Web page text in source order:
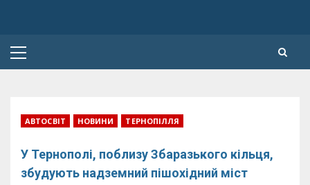
Primary
АВТОСВІТ НОВИНИ ТЕРНОПІЛЛЯ
У Тернополі, поблизу Збаразького кільця,
збудують надземний пішохідний міст